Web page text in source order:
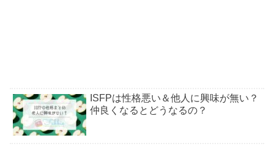
ISFPは性格悪い＆他人に興味が無い？
仲良くなるとどうなるの？